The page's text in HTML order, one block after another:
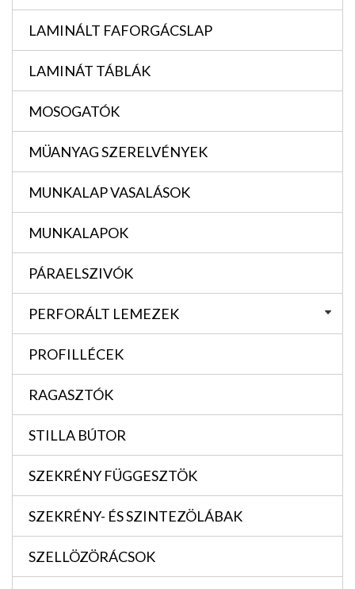
LAMINÁLT FAFORGÁCSLAP
LAMINÁT TÁBLÁK
MOSOGATÓK
MÜANYAG SZERELVÉNYEK
MUNKALAP VASALÁSOK
MUNKALAPOK
PÁRAELSZIVÓK
PERFORÁLT LEMEZEK
PROFILLÉCEK
RAGASZTÓK
STILLA BÚTOR
SZEKRÉNY FÜGGESZTÖK
SZEKRÉNY- ÉS SZINTEZÖLÁBAK
SZELLÖZÖRÁCSOK